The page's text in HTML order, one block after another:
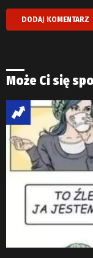
Może Ci się